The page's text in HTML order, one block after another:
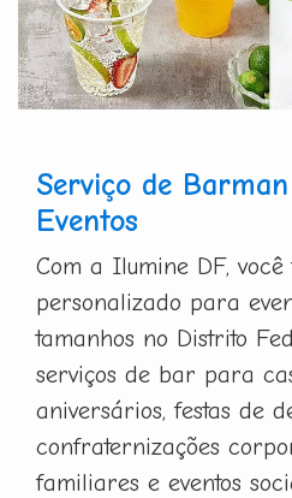
Serviço de
Eventos
Com a Ilumine DF, você
personalizado para
tamanhos no Distrito
serviços de bar para
aniversários, festas de
confraternizações
familiares e eventos